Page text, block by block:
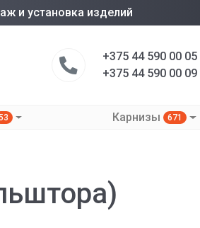
и установка изделий
+375 44 590 00 05
+375 44 590 00 09
Карнизы 671